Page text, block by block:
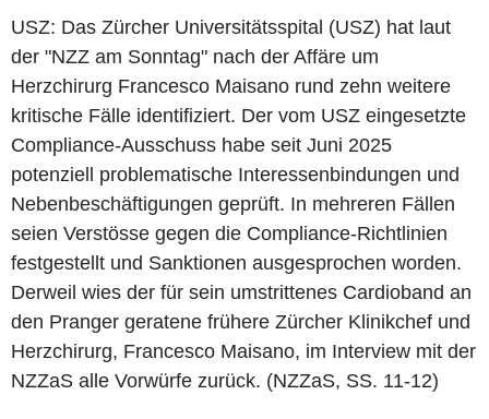
USZ: Das Zürcher Universitätsspital (USZ) hat laut
der "NZZ am Sonntag" nach der Affäre um
Herzchirurg Francesco Maisano rund zehn weitere
kritische Fälle identifiziert. Der vom USZ eingesetzte
Compliance-Ausschuss habe seit Juni 2025
potenziell problematische Interessenbindungen und
Nebenbeschäftigungen geprüft. In mehreren Fällen
seien Verstösse gegen die Compliance-Richtlinien
festgestellt und Sanktionen ausgesprochen worden.
Derweil wies der für sein umstrittenes Cardioband an
den Pranger geratene frühere Zürcher Klinikchef und
Herzchirurg, Francesco Maisano, im Interview mit der
NZZaS alle Vorwürfe zurück. (NZZaS, SS. 11-12)